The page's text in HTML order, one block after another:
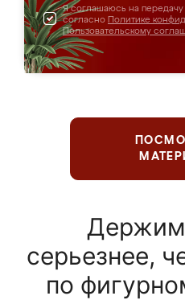
Я соглашаюсь на
согласно Политике
Пользовательскому
Держим
серьезнее,
по